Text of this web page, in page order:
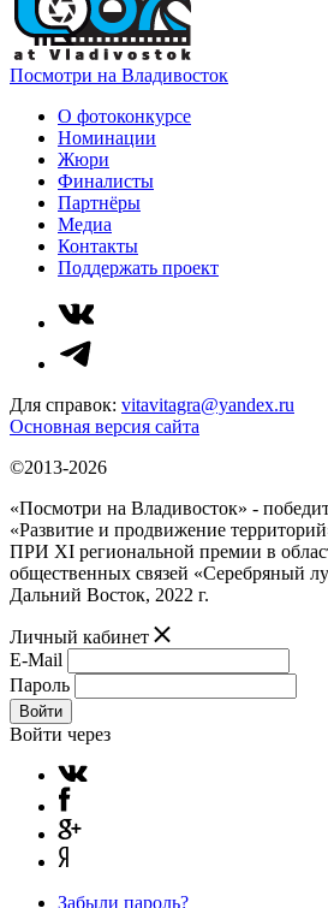
Посмотри на Владивосток
О фотоконкурсе
Номинации
Жюри
Финалисты
Партнёры
Медиа
Контакты
Поддержать проект
Для справок: vitavitagra@yandex.ru
Основная версия сайта
©2013-2026
«Посмотри на Владивосток» -
«Развитие и продвижение
ПРИ XI региональной премии в
общественных связей «Серебряный
Дальний Восток, 2022 г.
Личный кабинет
E-Mail
Пароль
Войти
Войти через
Забыли пароль?